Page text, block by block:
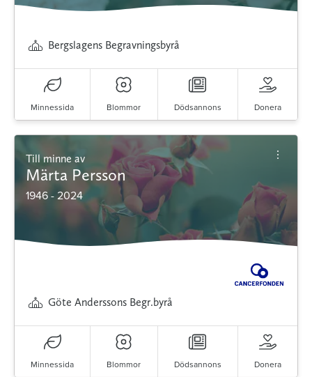
Bergslagens Begravningsbyrå
Minnessida Blommor Dödsannons Donera
Till minne av
Märta Persson
1946 - 2024
Göte Anderssons Begr.byrå
Minnessida Blommor Dödsannons Donera